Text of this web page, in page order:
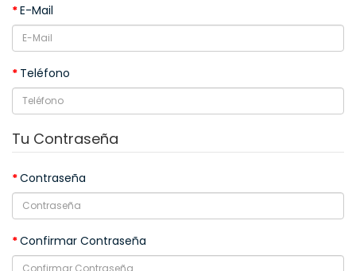
E-Mail
Teléfono
Tu Contraseña
Contraseña
Confirmar Contraseña